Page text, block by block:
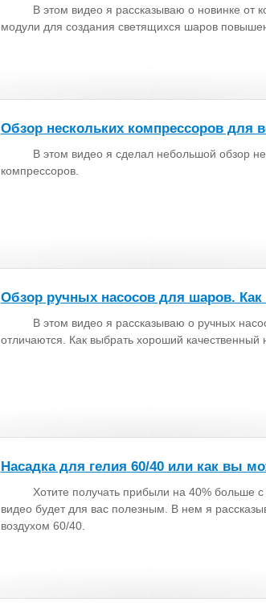
В этом видео я рассказываю о новинке от
модули для создания светящихся шаров
Обзор нескольких компрессоров для
В этом видео я сделал небольшой обзор
компрессоров.
Обзор ручных насосов для шаров.
В этом видео я рассказываю о ручных
отличаются. Как выбрать хороший качественный
Насадка для гелия 60/40 или как вы
Хотите получать прибыли на 40% больше
видео будет для вас полезным. В нем я
воздухом 60/40.